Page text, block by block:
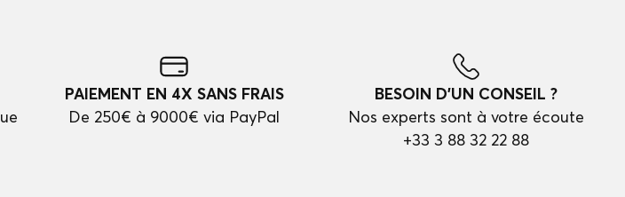
PAIEMENT EN 4X SANS FRAIS
De 250€ à 9000€ via PayPal
BESOIN D'UN CONSEIL ?
Nos experts sont à votre écoute
+33 3 88 32 22 88